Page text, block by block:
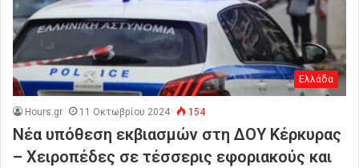
Ελλάδα
Hours.gr 11 Οκτωβρίου 2024 154
Νέα υπόθεση εκβιασμών στη ΔΟΥ Κέρκυρας
– Χειροπέδες σε τέσσερις εφοριακούς και